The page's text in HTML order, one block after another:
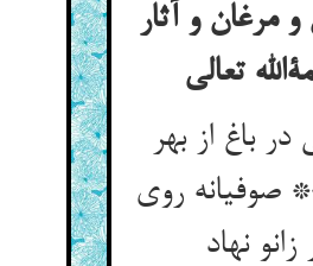
مرغان و آثار
تعالی
باغ از بهر
صوفیانه روی
زانو نهاد